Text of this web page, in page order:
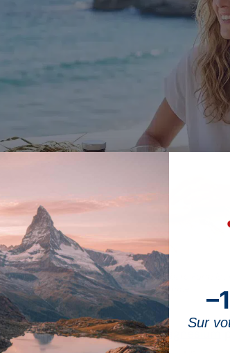
Meerwasser gewonnen, doch seine nutzbare Form
Aufnahme.
als «natürliche» Form vonMagnesium
Sur